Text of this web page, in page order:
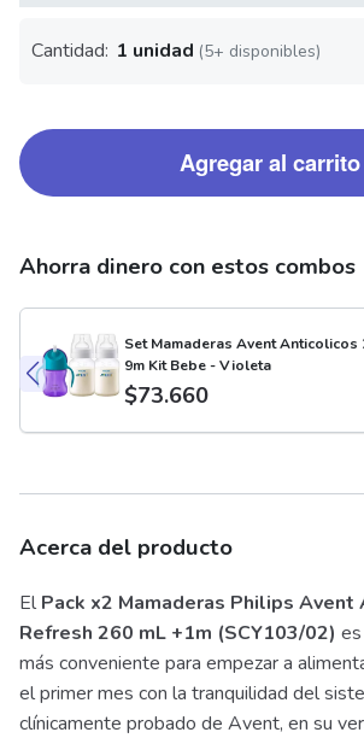
Cantidad: 1 unidad (5+ disponibles)
Agregar al carrito
Ahorra dinero con estos combos
Set Mamaderas Avent Anticolicos
9m Kit Bebe - Violeta
$73.660
Acerca del producto
ElPack x2 Mamaderas Philips
Refresh 260 mL +1m (SCY103/02)
más conveniente para empezar a
el primer mes con la tranquilidad del
clínicamente probado de Avent, en su